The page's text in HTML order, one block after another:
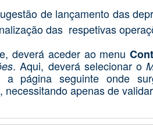
de lançamento das
das respetivas
deverá aceder ao menu
. Aqui, deverá selecionar o
a página seguinte onde
necessitando apenas de